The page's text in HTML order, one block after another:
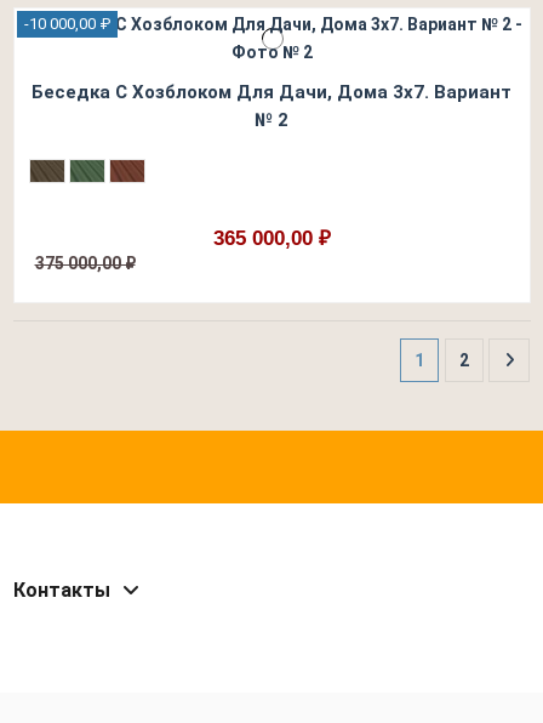
-10 000,00 ₽
Беседка С Хозблоком Для Дачи, Дома 3х7. Вариант
№ 2
365 000,00 ₽
375 000,00 ₽
1 2
Контакты